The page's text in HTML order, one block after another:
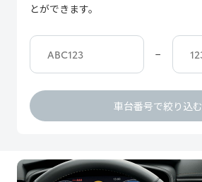
とができます。
−
車台番号で絞り込む